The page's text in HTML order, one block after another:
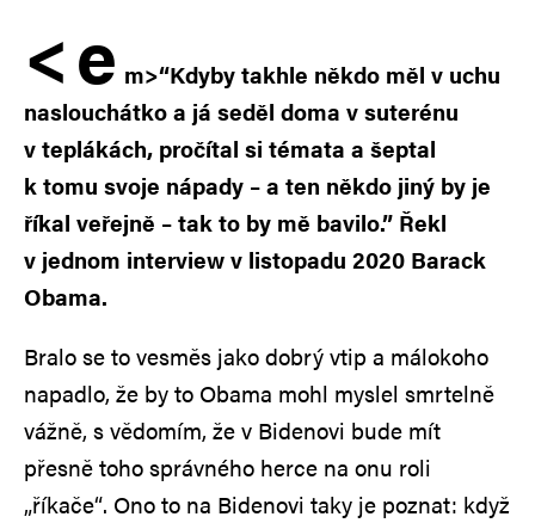
<e m>“Kdyby takhle někdo měl v uchu
naslouchátko a já seděl doma v suterénu
v teplákách, pročítal si témata a šeptal
k tomu svoje nápady – a ten někdo jiný by je
říkal veřejně – tak to by mě bavilo.” Řekl
v jednom interview v listopadu 2020 Barack
Obama.
Bralo se to vesměs jako dobrý vtip a málokoho
napadlo, že by to Obama mohl myslel smrtelně
vážně, s vědomím, že v Bidenovi bude mít
přesně toho správného herce na onu roli
„říkače“. Ono to na Bidenovi taky je poznat: když